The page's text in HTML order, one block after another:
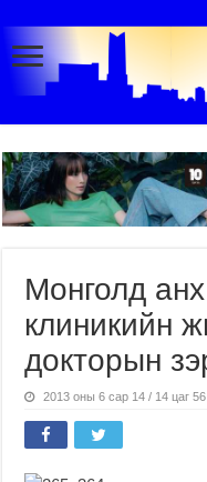
Монголд
клиникийн
докторын
2013 оны 6 сар 14 / 14 цаг